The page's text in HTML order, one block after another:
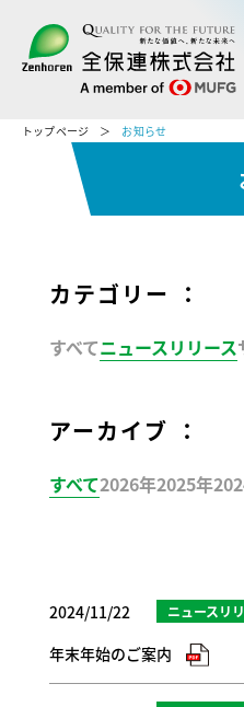
トップページ お知らせ
カテゴリー ：
すべてニュースリリース
アーカイブ ：
すべて2026年2025年
2024/11/22 ニュースリ
年末年始のご案内